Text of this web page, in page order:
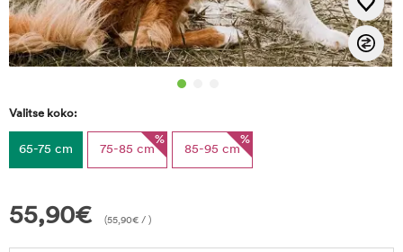
Valitse koko:
65-75 cm 75-85 cm
%
85-95 cm
%
55,90€ (55,90€ / )